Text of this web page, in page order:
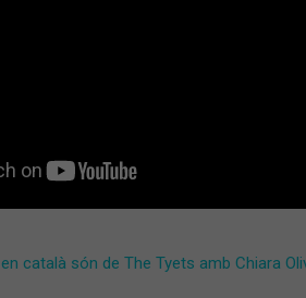
català són de The Tyets amb Chiara